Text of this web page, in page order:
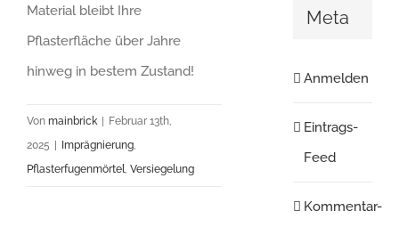
Material bleibt Ihre
Pflasterfläche über Jahre
hinweg in bestem Zustand!
Von mainbrick | Februar 13th,
2025 | Imprägnierung
Pflasterfugenmörtel
Versiegelung
Meta
Anmelden
Eintrags-
Feed
Kommentar-